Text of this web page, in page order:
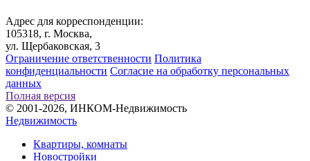
Адрес для корреспонденции:
105318, г. Москва,
ул. Щербаковская, 3
Ограничение ответственности Политика
конфиденциальности Согласие на обработку персональных
данных
Полная версия
© 2001-2026, ИНКОМ-Недвижимость
Недвижимость
Квартиры, комнаты
Новостройки